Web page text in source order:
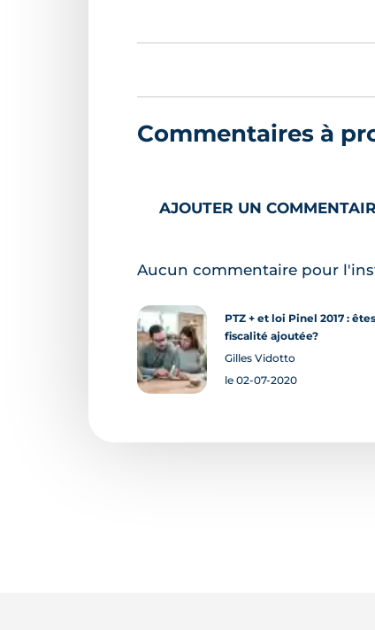
Commentaires à
AJOUTER UN
Aucun commentaire pour
PTZ + et loi Pinel 2017 :
fiscalité ajoutée?
Gilles Vidotto
le 02-07-2020